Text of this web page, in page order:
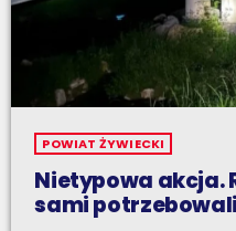
POWIAT ŻYWIECKI
Nietypowa akcja.
sami